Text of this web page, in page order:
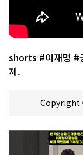
shorts #이재명 #
제.
Copyright